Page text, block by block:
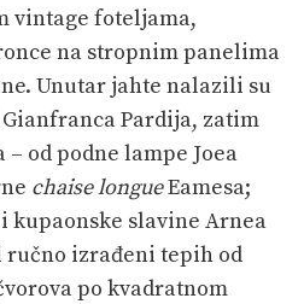
vintage foteljama,
na stropnim panelima
Unutar jahte nalazili su
Pardija, zatim
od podne lampe Joea
chaise longueEamesa;
kupaonske slavine Arnea
ručno izrađeni tepih od
po kvadratnom